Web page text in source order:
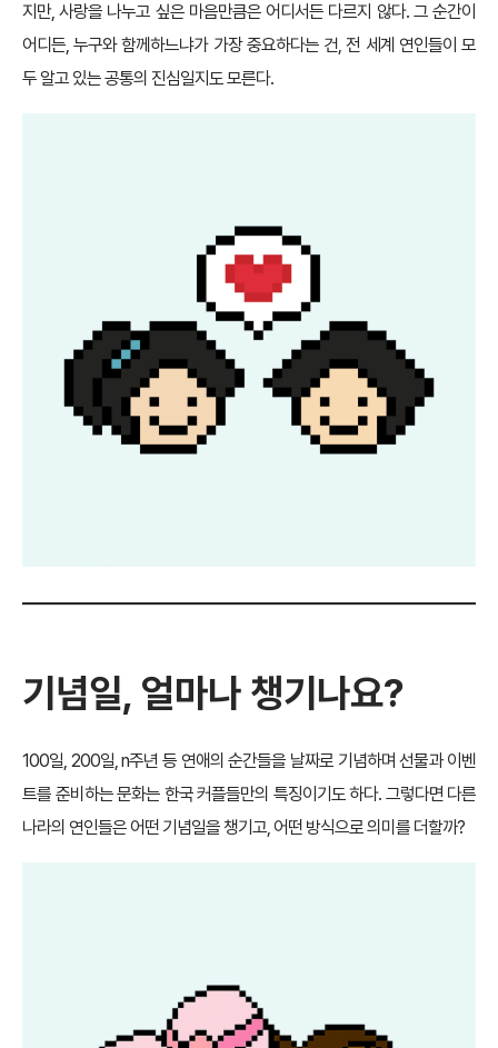
지만, 사랑을 나누고 싶은 마음만큼은 어디서든 다르지 않다. 그 순간이
어디든, 누구와 함께하느냐가 가장 중요하다는 건, 전 세계 연인들이 모
두 알고 있는 공통의 진심일지도 모른다.
기념일, 얼마나 챙기나요?
100일, 200일, n주년 등 연애의 순간들을 날짜로 기념하며 선물과 이벤
트를 준비하는 문화는 한국 커플들만의 특징이기도 하다. 그렇다면 다른
나라의 연인들은 어떤 기념일을 챙기고, 어떤 방식으로 의미를 더할까?